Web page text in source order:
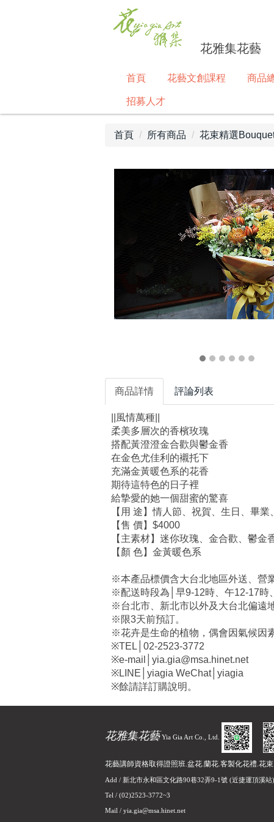
花雅集花藝
首頁 花藝文創課程 商品
招募人才
首頁 所有商品 花束精選
商品詳情 評論列表
||風情萬種||
柔美多層次的香檳玫瑰
搭配黃澄澄金合歡與鬱金香
在金色尤佳利的襯托下
充滿金黃暖色系的花香
期待這特色的日子裡
給摯愛的她一個甜蜜的驚喜
【用 途】情人節、祝賀、生日、畢業
【售 價】$4000
【主素材】迷你玫瑰、金合歡、鬱金
【顏 色】金黃暖色系
※本產品標價含大台北地區外送、營業
※配送時段為│早9-12時、午12-17時
※台北市、新北市以外及大台北偏遠
※限3天前預訂。
※花卉是生命的植物，偶會因氣候因
※TEL│02-2523-3772
※e-mail│yia.gia@msa.hinet.net
※LINE│yiagia WeChat│yiagia
※餘請詳訂購說明。
花雅集花藝Yia Gia Art Co., Ltd.
花藝講師資格取得證照班.盆花.蘭花.客製化花禮.花
Add / 新北市永和區文化路90巷32弄9-1號 (近捷運頂溪站)
Tel / (02)2523-3772~3
Mail / yia.gia@msa.hinet.net